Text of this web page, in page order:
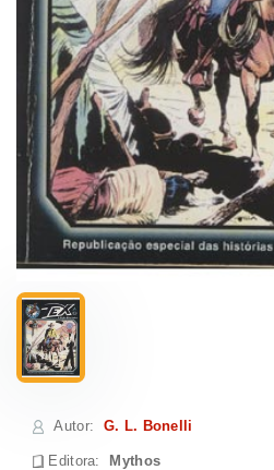
Autor: G. L. Bonelli
Editora: Mythos